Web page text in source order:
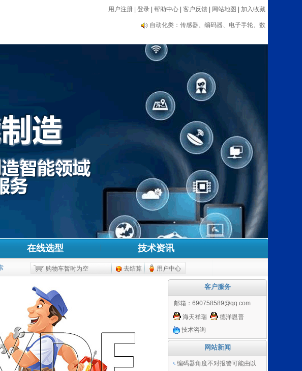
用户注册 登录 帮助中心 客户反馈 网站地图 加入收藏
编码器大品牌推荐：海德汉、内密控、欧姆
龙、光洋等
自动化类：传感器、编码器、电子手轮、数
龙、光洋等
自动化类：传感器、编码器、电子手轮、数
显表、测速器等设备
在线选型 技术资讯
购物车暂时为空 去结算 用户中心
客户服务
邮箱： 690758589@qq.com
海天祥瑞
德洋恩普
技术咨询
网站新闻
编码器角度不对报警可能由以